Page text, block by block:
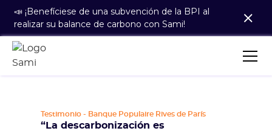
📣 ¡Benefíciese de una subvención de la BPI al
realizar su balance de carbono con Sami!
Testimonio - Banque Populaire Rives de París
“La descarbonización es